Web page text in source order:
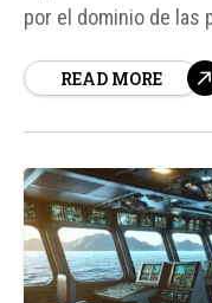
por el dominio de las
hacia laREAD MORE